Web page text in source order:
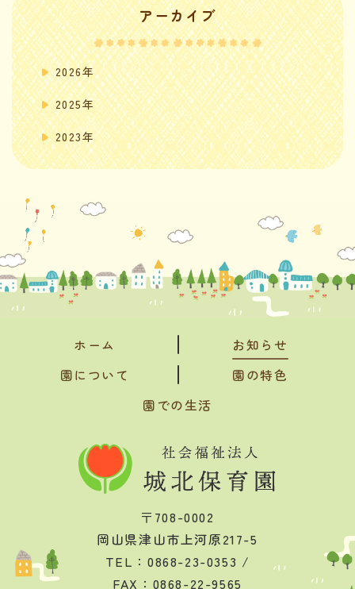
アーカイブ
2026年
2025年
2023年
ホーム
お知らせ
園について
園の特色
園での生活
〒708-0002
岡山県津山市上河原217-5
TEL：0868-23-0353 /
FAX：0868-22-9565